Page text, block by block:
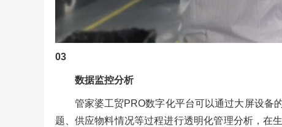
03
数据监控分析
管家婆工贸PRO数字化平台可以通过大屏设备
题、供应物料情况等过程进行透明化管理分析，在